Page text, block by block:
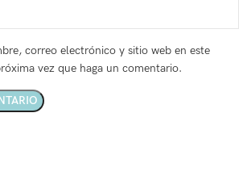
correo electrónico y sitio web en este
vez que haga un comentario.